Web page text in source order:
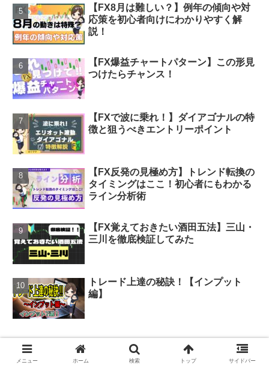
【FX8月は難しい？】例年の傾向や対
応策を初心者向けにわかりやすく解
説！
【FX爆益チャートパターン】この形見
つけたらチャンス！
【FXで波に乗れ！】ダイアゴナルの特
徴と狙うべきエントリーポイント
【FX反発の見極め方】トレンド転換の
タイミングはここ！初心者にもわかる
ライン分析術
【FX覚えておきたい酒田五法】三山・
三川を徹底検証してみた
トレード上達の秘訣！【インプット
編】
ブログカテゴリー
メニュー ホーム 検索 トップ サイドバー